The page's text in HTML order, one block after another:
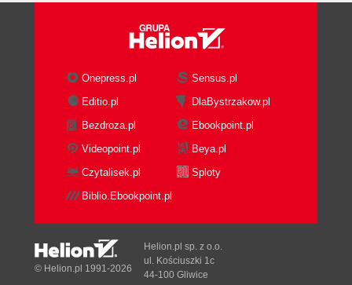
Onepress.pl
Sensus.pl
Editio.pl
DlaBystrzakow.pl
Bezdroza.pl
Ebookpoint.pl
Videopoint.pl
Beya.pl
Czytalisek.pl
Sploty
Biblio.Ebookpoint.pl
© Helion.pl 1991-2026
Helion.pl sp. z o.o.
ul. Kościuszki 1c
44-100 Gliwice